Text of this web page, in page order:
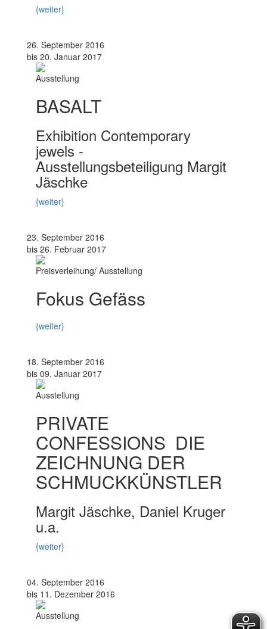
{weiter}
26. September 2016
bis 20. Januar 2017
Ausstellung
BASALT
Exhibition Contemporary
jewels -
Ausstellungsbeteiligung Margit
Jäschke
{weiter}
23. September 2016
bis 26. Februar 2017
Preisverleihung/ Ausstellung
Fokus Gefäss
{weiter}
18. September 2016
bis 09. Januar 2017
Ausstellung
PRIVATE
CONFESSIONS  DIE
ZEICHNUNG DER
SCHMUCKKÜNSTLER
Margit Jäschke, Daniel Kruger
u.a.
{weiter}
04. September 2016
bis 11. Dezember 2016
Ausstellung